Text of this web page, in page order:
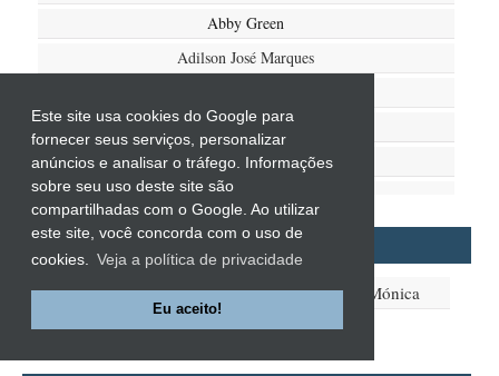
Este site usa cookies do Google para
fornecer seus serviços, personalizar
anúncios e analisar o tráfego. Informações
sobre seu uso deste site são
compartilhadas com o Google. Ao utilizar
este site, você concorda com o uso de
cookies.
Veja a política de privacidade
Eu aceito!
Abby Green
Adilson José Marques
Agatha Christie
Agnete Friis
Ailton Krenak
Aimée de Jongh
Aione Simões
Akapoeta
Albert Camus
Aleksandr Púchkin
Mais resenhas!
Resenhas da Carla Resenhas da Mónica